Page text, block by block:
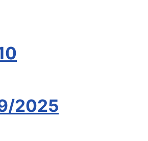
2025